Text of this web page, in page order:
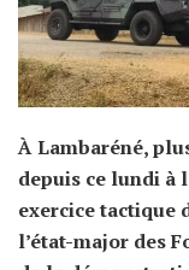
À Lambaréné,
depuis ce lundi à
exercice tactique
l’état-major des